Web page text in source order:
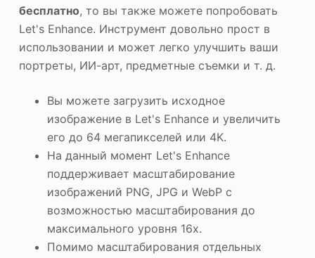
бесплатно, то вы также можете попробовать
Let's Enhance. Инструмент довольно прост в
использовании и может легко улучшить ваши
портреты, ИИ-арт, предметные съемки и т. д.
Вы можете загрузить исходное
изображение в Let's Enhance и увеличить
его до 64 мегапикселей или 4K.
На данный момент Let's Enhance
поддерживает масштабирование
изображений PNG, JPG и WebP с
возможностью масштабирования до
максимального уровня 16x.
Помимо масштабирования отдельных